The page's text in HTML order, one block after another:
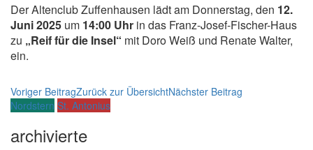
Der Altenclub Zuffenhausen lädt am Donnerstag, den 12.
Juni 2025 um 14:00 Uhr in das Franz-Josef-Fischer-Haus
zu „Reif für die Insel“ mit Doro Weiß und Renate Walter,
ein.
Voriger BeitragZurück zur ÜbersichtNächster Beitrag
Nordstern St. Antonius
archivierte